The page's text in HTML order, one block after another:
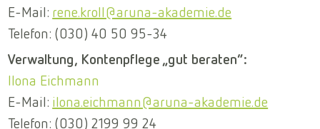
E-Mail: rene.kroll@aruna-akademie.de
Telefon: (030) 40 50 95-34
Verwaltung, Kontenpflege „gut beraten”:
Ilona Eichmann
E-Mail: ilona.eichmann@aruna-akademie.de
Telefon: (030) 2199 99 24